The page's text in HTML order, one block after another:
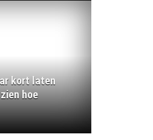
haar kort laten
resultaat is.
kort laten
hoe